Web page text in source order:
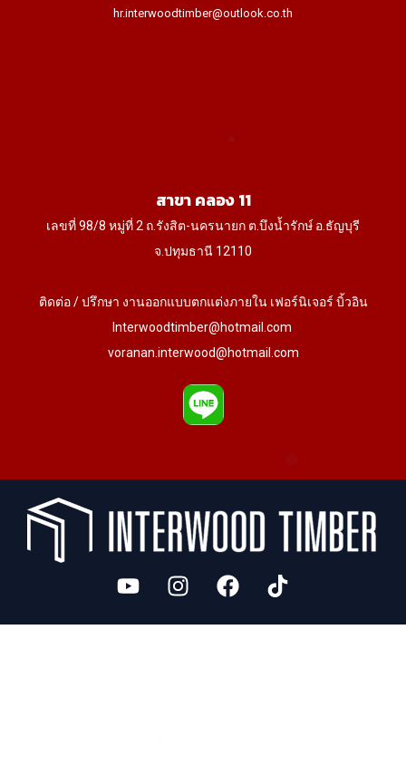
hr.interwoodtimber@outlook.co.th
สาขา คลอง 11
เลขที่ 98/8 หมู่ที่ 2 ถ.รังสิต-นครนายก ต.บึงน้ำรักษ์ อ.ธัญบุรี
จ.ปทุมธานี 12110
ติดต่อ / ปรึกษา งานออกแบบตกแต่งภายใน เฟอร์นิเจอร์ บิ้วอิน
Interwoodtimber@hotmail.com
voranan.interwood@hotmail.com